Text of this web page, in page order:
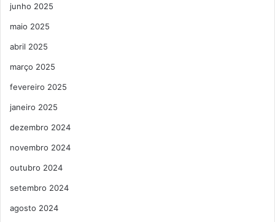
junho 2025
maio 2025
abril 2025
março 2025
fevereiro 2025
janeiro 2025
dezembro 2024
novembro 2024
outubro 2024
setembro 2024
agosto 2024